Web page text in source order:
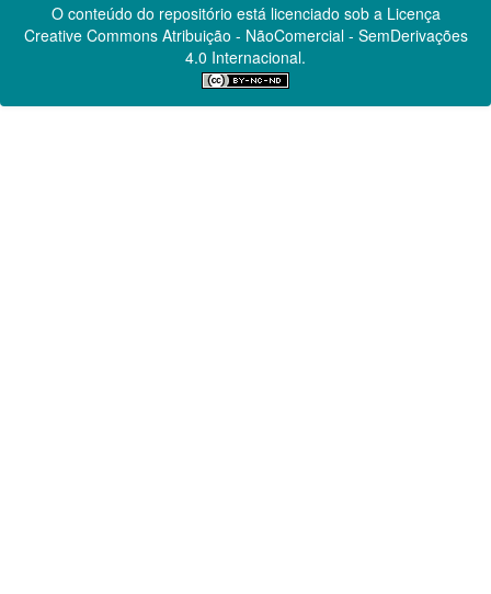
O conteúdo do repositório está licenciado sob a Licença
Creative CommonsAtribuição - NãoComercial - SemDerivações
4.0 Internacional.